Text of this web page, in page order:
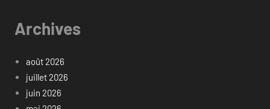
Archives
août 2026
juillet 2026
juin 2026